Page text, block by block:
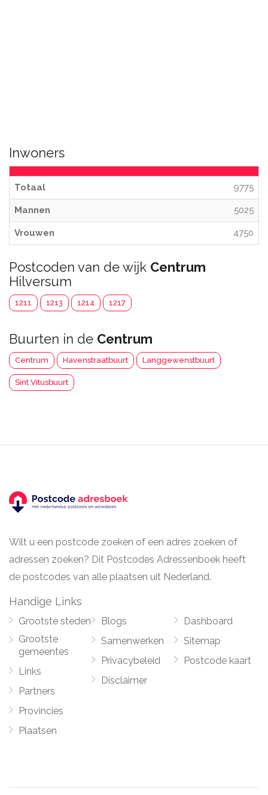
Inwoners
Totaal 9775
Mannen 5025
Vrouwen 4750
Postcoden van de wijk Centrum
Hilversum
1211 1213 1214 1217
Buurten in de Centrum
Centrum Havenstraatbuurt Langgewenstbuurt
Sint Vitusbuurt
Wilt u een postcode zoeken of een adres zoeken of
adressen zoeken? Dit Postcodes Adressenboek heeft
de postcodes van alle plaatsen uit Nederland.
Handige Links
Grootste steden
Grootste
gemeentes
Links
Partners
Provincies
Plaatsen
Blogs
Samenwerken
Privacybeleid
Disclaimer
Dashboard
Sitemap
Postcode kaart